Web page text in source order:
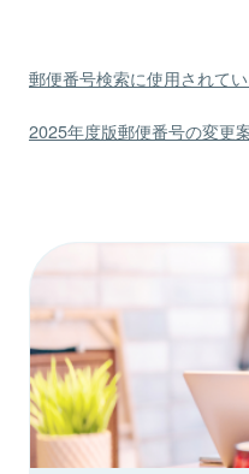
郵便番号検索に使用されて
2025年度版郵便番号の変更